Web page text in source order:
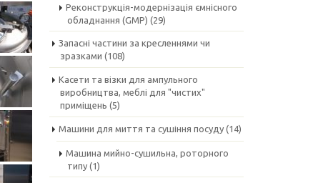
Реконструкція-модернізація ємнісного
обладнання (GMP) (29)
Запасні частини за кресленнями чи
зразками (108)
Касети та візки для ампульного
виробництва, меблі для "чистих"
приміщень (5)
Машини для миття та сушіння посуду(14)
Машина мийно-сушильна, роторного
типу(1)